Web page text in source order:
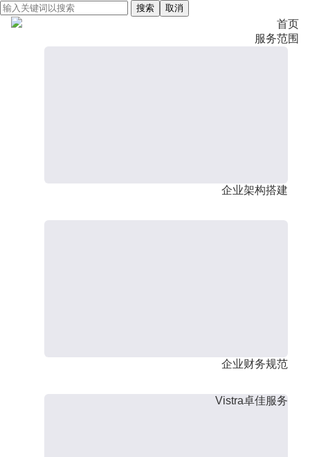
搜索 取消
首页
服务范围
企业架构搭建
企业财务规范
Vistra卓佳服务